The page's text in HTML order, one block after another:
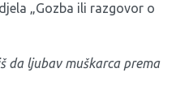
„Gozba ili razgovor o
da ljubav muškarca prema